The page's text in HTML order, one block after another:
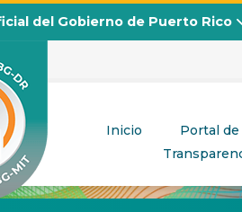
del Gobierno de Puerto Rico
Inicio
Portal de